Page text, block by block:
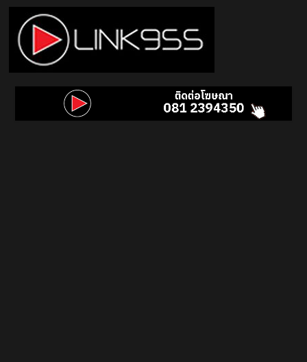
Skip
content
Link
95.5